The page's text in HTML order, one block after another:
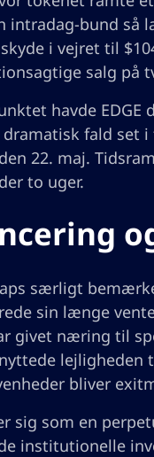
bund så
i vejret til
salg på
havde
fald set
22. maj.
to uger.
særligt
sin længe
givet næring til
bliver
sig som en
institutionelle